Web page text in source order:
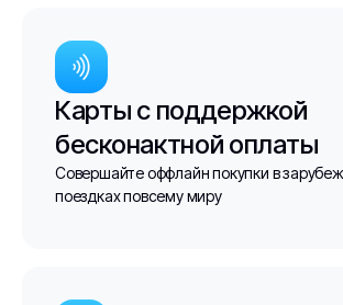
Карты с поддержкой
бесконактной оплаты
Совершайте оффлайн покупки в
поездках повсему миру